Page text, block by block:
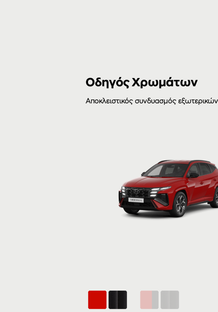
Οδηγός Χρωμάτων
Αποκλειστικός συνδυασμός